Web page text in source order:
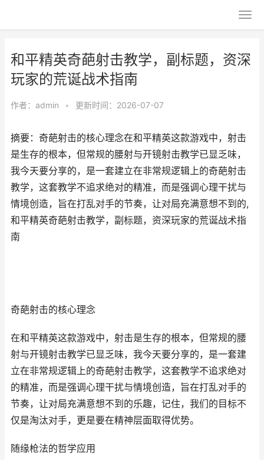
和平精英奇葩射击教学，副标题，资深
玩家的荒诞战术指南
作者： admin • 更新时间：2026-07-07
摘要：奇葩射击的核心理念在和平精英这款游戏中，射击
是生存的根本，但常规的腰射与开镜射击教学已显乏味，
我今天要分享的，是一套建立在非常规逻辑上的奇葩射击
教学，这套教学不追求绝对的精准，而是强调心理干扰与
情境创造，旨在打乱对手的节奏，让对局充满意想不到的,
和平精英奇葩射击教学，副标题，资深玩家的荒诞战术指
南
奇葩射击的核心理念
在和平精英这款游戏中，射击是生存的根本，但常规的腰
射与开镜射击教学已显乏味，我今天要分享的，是一套建
立在非常规逻辑上的奇葩射击教学，这套教学不追求绝对
的精准，而是强调心理干扰与情境创造，旨在打乱对手的
节奏，让对局充满意想不到的乐趣，记住，我们的目标不
仅是淘汰对手，更是要在精神层面取得优势。
随缘枪法的哲学应用